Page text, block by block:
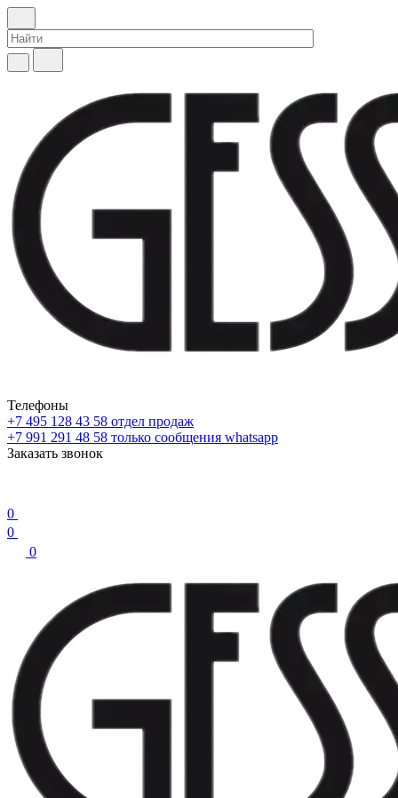
Телефоны
+7 495 128 43 58 отдел продаж
+7 991 291 48 58 только сообщения whatsapp
Заказать звонок
0
0
0